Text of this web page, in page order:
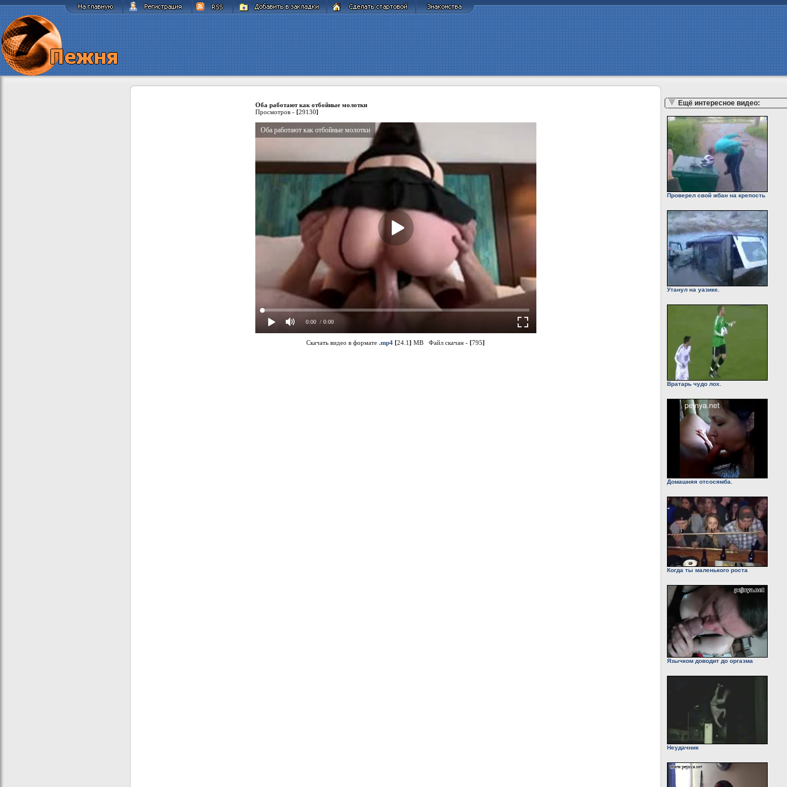
Оба работают как отбойные молотки
Просмотров - [29130]
Оба работают как отбойные молотки
0:00 / 0:00
Скачать видео в формате .mp4 [24.1] MB Файл скачан - [795]
Ещё интересное видео:
Проверел свой жбан на крепость
Утанул на уазике.
Вратарь чудо лох.
Домашняя отсосямба.
Когда ты маленького роста
Язычком доводит до оргазма
Неудачник